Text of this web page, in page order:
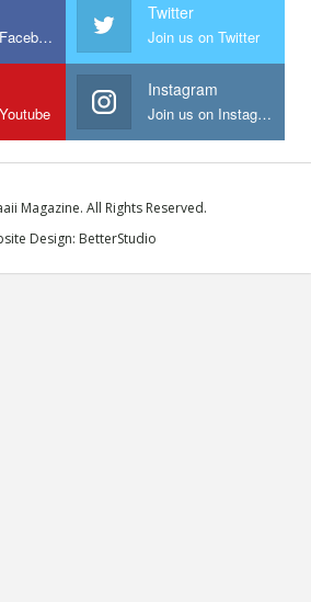
Join us on Facebook
Twitter
Join us on Twitter
Instagram
Join us on Instagram
Magazine. All Rights Reserved.
Design: BetterStudio